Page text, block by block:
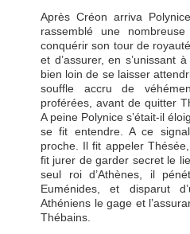
Après Créon arriva
rassemblé une
conquérir son tour de
et d’assurer, en
bien loin de se laisser
souffle accru de
proférées, avant de quitter
A peine Polynice s’était-il
se fit entendre. A ce
proche. Il fit appeler
fit jurer de garder secret le
seul roi d’Athènes, il
Euménides, et disparut
Athéniens le gage et
Thébains.